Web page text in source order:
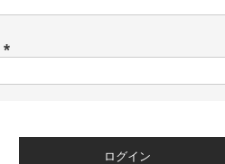
ログイン